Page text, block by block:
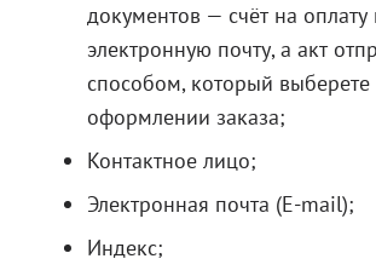
документов — счёт на
электронную почту, а акт
способом, который
оформлении заказа;
Контактное лицо;
Электронная почта (E-mail);
Индекс;